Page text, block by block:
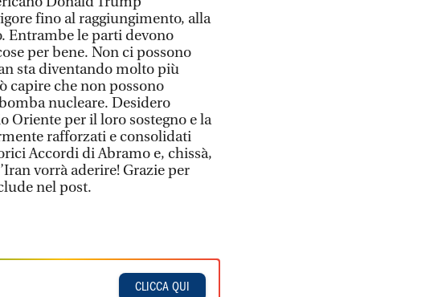
fino al raggiungimento, alla
Entrambe le parti devono
per bene. Non ci possono
sta diventando molto più
capire che non possono
nucleare. Desidero
Oriente per il loro sostegno e la
rafforzati e consolidati
Accordi di Abramo e, chissà,
vorrà aderire! Grazie per
nel post.
CLICCA QUI